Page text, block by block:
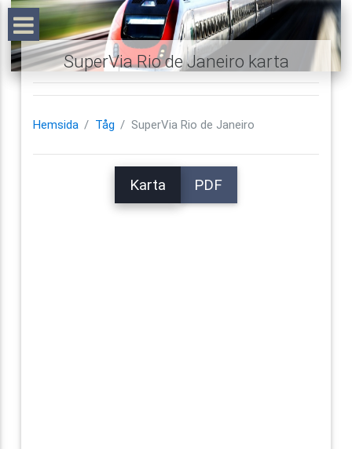
SuperVia Rio de Janeiro karta
Hemsida Tåg SuperVia Rio de Janeiro
Karta PDF